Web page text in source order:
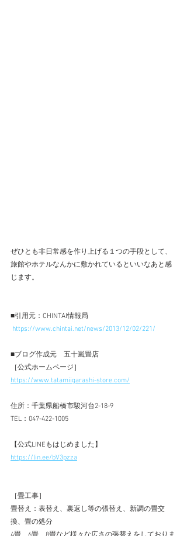
ぜひとも非日常感を作り上げる１つの手段として、
旅館やホテルなんかに敷かれているといいなあと感
じます。
■引用元：CHINTAI情報局
https://www.chintai.net/news/2013/12/02/221/
■ブログ作成元　五十嵐畳店
［公式ホームページ］
https://www.tatamiigarashi-store.com/
住所：千葉県船橋市駿河台2-18-9
TEL：047-422-1005
【公式LINEもはじめました】
https://lin.ee/bV3pzza
［畳工事］
畳替え：表替え、裏返し等の張替え、新調の畳交
換、畳の処分